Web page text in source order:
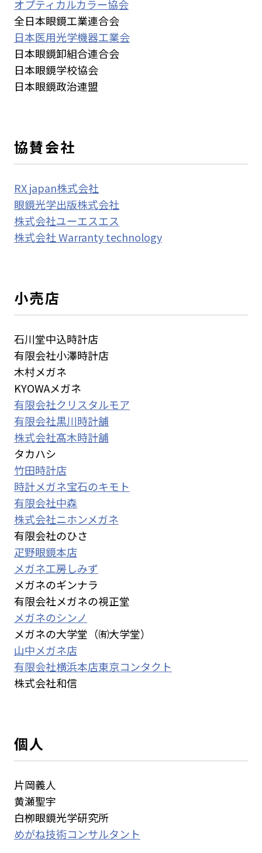
オプティカルカラー協会
全日本眼鏡工業連合会
日本医用光学機器工業会
日本眼鏡卸組合連合会
日本眼鏡学校協会
日本眼鏡政治連盟
協賛会社
RX japan株式会社
眼鏡光学出版株式会社
株式会社ユーエスエス
株式会社 Warranty technology
小売店
石川堂中込時計店
有限会社小澤時計店
木村メガネ
KYOWAメガネ
有限会社クリスタルモア
有限会社黒川時計舗
株式会社髙木時計舗
タカハシ
竹田時計店
時計メガネ宝石のキモト
有限会社中森
株式会社ニホンメガネ
有限会社のひさ
疋野眼鏡本店
メガネ工房しみず
メガネのギンナラ
有限会社メガネの視正堂
メガネのシンノ
メガネの大学堂（㈲大学堂）
山中メガネ店
有限会社横浜本店東京コンタクト
株式会社和信
個人
片岡義人
黄瀬聖宇
白栁眼鏡光学研究所
めがね技術コンサルタント